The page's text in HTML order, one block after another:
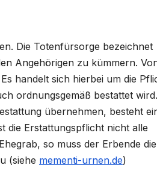
Die Totenfürsorge bezeichnet
Angehörigen zu kümmern.
handelt sich hierbei um die
ordnungsgemäß bestattet wird.
übernehmen, besteht
die Erstattungspflicht nicht alle
so muss der Erbende die
(siehe mementi-urnen.de)